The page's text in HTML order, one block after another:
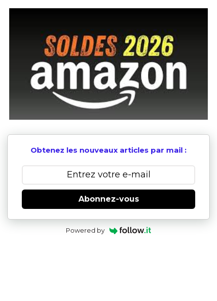
Obtenez les nouveaux articles par mail :
Abonnez-vous
Powered by